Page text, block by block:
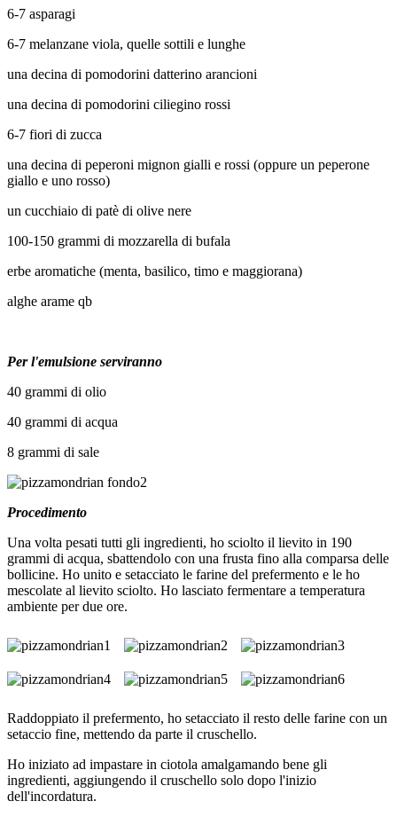
6-7 asparagi
6-7 melanzane viola, quelle sottili e lunghe
una decina di pomodorini datterino arancioni
una decina di pomodorini ciliegino rossi
6-7 fiori di zucca
una decina di peperoni mignon gialli e rossi (oppure un peperone
giallo e uno rosso)
un cucchiaio di patè di olive nere
100-150 grammi di mozzarella di bufala
erbe aromatiche (menta, basilico, timo e maggiorana)
alghe arame qb
Per l'emulsione serviranno
40 grammi di olio
40 grammi di acqua
8 grammi di sale
Procedimento
Una volta pesati tutti gli ingredienti, ho sciolto il lievito in 190
grammi di acqua, sbattendolo con una frusta fino alla comparsa delle
bollicine. Ho unito e setacciato le farine del prefermento e le ho
mescolate al lievito sciolto. Ho lasciato fermentare a temperatura
ambiente per due ore.
Raddoppiato il prefermento, ho setacciato il resto delle farine con un
setaccio fine, mettendo da parte il cruschello.
Ho iniziato ad impastare in ciotola amalgamando bene gli
ingredienti, aggiungendo il cruschello solo dopo l'inizio
dell'incordatura.